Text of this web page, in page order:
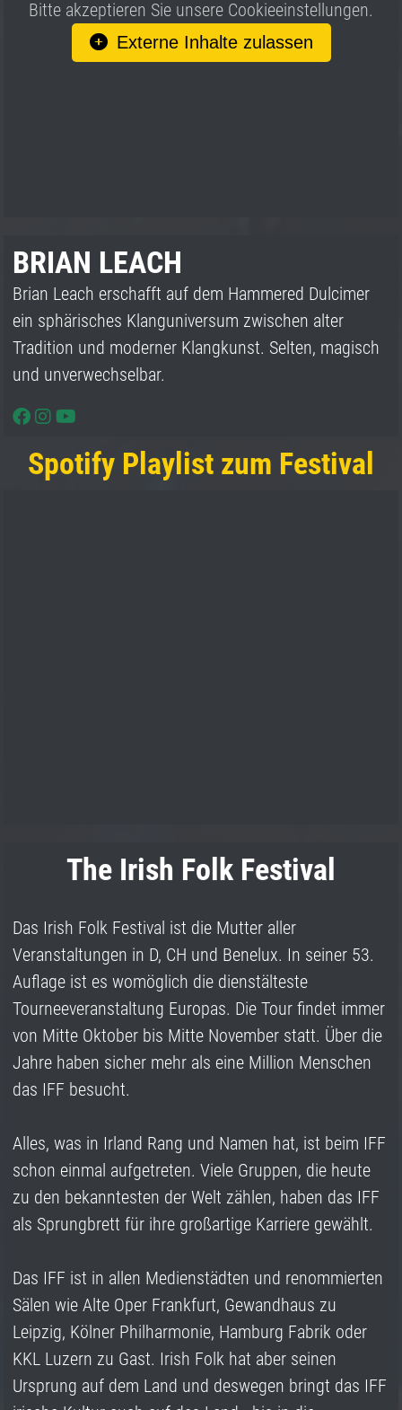
Bitte akzeptieren Sie unsere Cookieeinstellungen.
Externe Inhalte zulassen
BRIAN LEACH
Brian Leach erschafft auf dem Hammered Dulcimer
ein sphärisches Klanguniversum zwischen alter
Tradition und moderner Klangkunst. Selten, magisch
und unverwechselbar.
Spotify Playlist zum Festival
The Irish Folk Festival
Das Irish Folk Festival ist die Mutter aller
Veranstaltungen in D, CH und Benelux. In seiner 53.
Auflage ist es womöglich die dienstälteste
Tourneeveranstaltung Europas. Die Tour findet immer
von Mitte Oktober bis Mitte November statt. Über die
Jahre haben sicher mehr als eine Million Menschen
das IFF besucht.
Alles, was in Irland Rang und Namen hat, ist beim IFF
schon einmal aufgetreten. Viele Gruppen, die heute
zu den bekanntesten der Welt zählen, haben das IFF
als Sprungbrett für ihre großartige Karriere gewählt.
Das IFF ist in allen Medienstädten und renommierten
Sälen wie Alte Oper Frankfurt, Gewandhaus zu
Leipzig, Kölner Philharmonie, Hamburg Fabrik oder
KKL Luzern zu Gast. Irish Folk hat aber seinen
Ursprung auf dem Land und deswegen bringt das IFF